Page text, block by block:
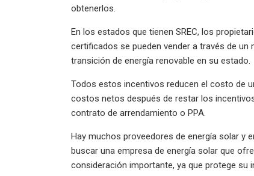
obtenerlos.
En los estados que tienen SREC, los
certificados se pueden vender a través de
transición de energía renovable en su estado.
Todos estos incentivos reducen el costo de
costos netos después de restar los
contrato de arrendamiento o PPA.
Hay muchos proveedores de energía solar y
buscar una empresa de energía solar que
consideración importante, ya que protege su